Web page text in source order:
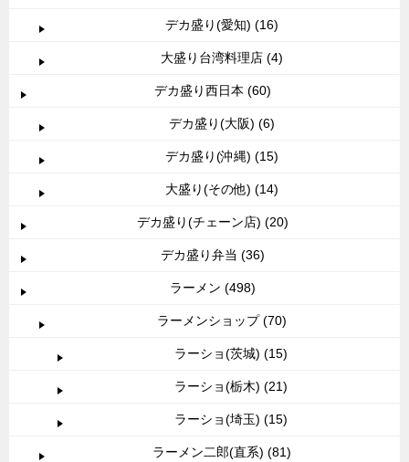
デカ盛り(愛知) (16)
大盛り台湾料理店 (4)
デカ盛り西日本 (60)
デカ盛り(大阪) (6)
デカ盛り(沖縄) (15)
大盛り(その他) (14)
デカ盛り(チェーン店) (20)
デカ盛り弁当 (36)
ラーメン (498)
ラーメンショップ (70)
ラーショ(茨城) (15)
ラーショ(栃木) (21)
ラーショ(埼玉) (15)
ラーメン二郎(直系) (81)